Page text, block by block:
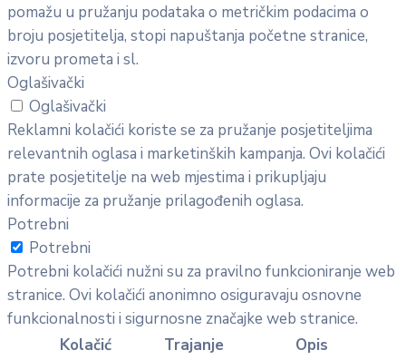
pomažu u pružanju podataka o metričkim podacima o
broju posjetitelja, stopi napuštanja početne stranice,
izvoru prometa i sl.
Oglašivački
Oglašivački
Reklamni kolačići koriste se za pružanje posjetiteljima
relevantnih oglasa i marketinških kampanja. Ovi kolačići
prate posjetitelje na web mjestima i prikupljaju
informacije za pružanje prilagođenih oglasa.
Potrebni
Potrebni
Potrebni kolačići nužni su za pravilno funkcioniranje web
stranice. Ovi kolačići anonimno osiguravaju osnovne
funkcionalnosti i sigurnosne značajke web stranice.
Kolačić
Trajanje Opis